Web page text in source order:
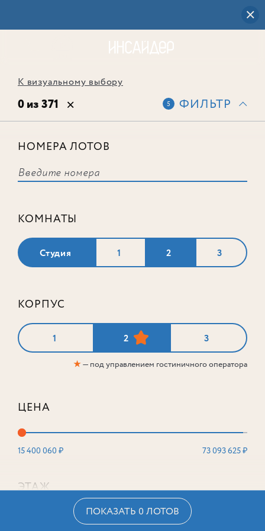
К визуальному выбору
0 из 371 5 ФИЛЬТР
НОМЕРА ЛОТОВ
КОМНАТЫ
Студия 1 2 3
КОРПУС
1 2 3
★— под управлением гостиничного оператора
ЦЕНА
15 400 060 ₽ 73 093 625 ₽
ЭТАЖ
ПОКАЗАТЬ 0 ЛОТОВ
соответствует ни одного лота